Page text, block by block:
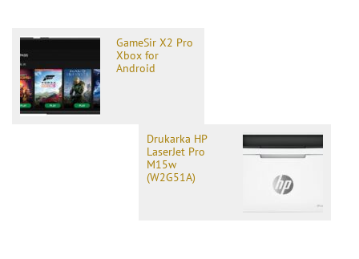
GameSir X2 Pro
Xbox for
Android
Drukarka HP
LaserJet Pro
M15w
(W2G51A)